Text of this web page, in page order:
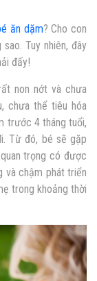
ăn dặm? Cho con
Tuy nhiên, đây
đấy!
non nớt và chưa
chưa thể tiêu hóa
trước 4 tháng tuổi,
Từ đó, bé sẽ gặp
trọng có được
và chậm phát triển
trong khoảng thời